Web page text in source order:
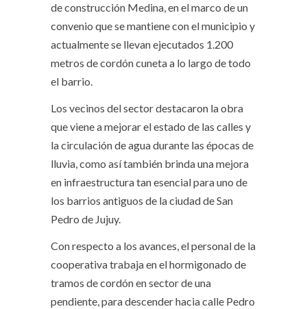
de construcción Medina, en el marco de un
convenio que se mantiene con el municipio y
actualmente se llevan ejecutados 1.200
metros de cordón cuneta a lo largo de todo
el barrio.
Los vecinos del sector destacaron la obra
que viene a mejorar el estado de las calles y
la circulación de agua durante las épocas de
lluvia, como así también brinda una mejora
en infraestructura tan esencial para uno de
los barrios antiguos de la ciudad de San
Pedro de Jujuy.
Con respecto a los avances, el personal de la
cooperativa trabaja en el hormigonado de
tramos de cordón en sector de una
pendiente, para descender hacia calle Pedro